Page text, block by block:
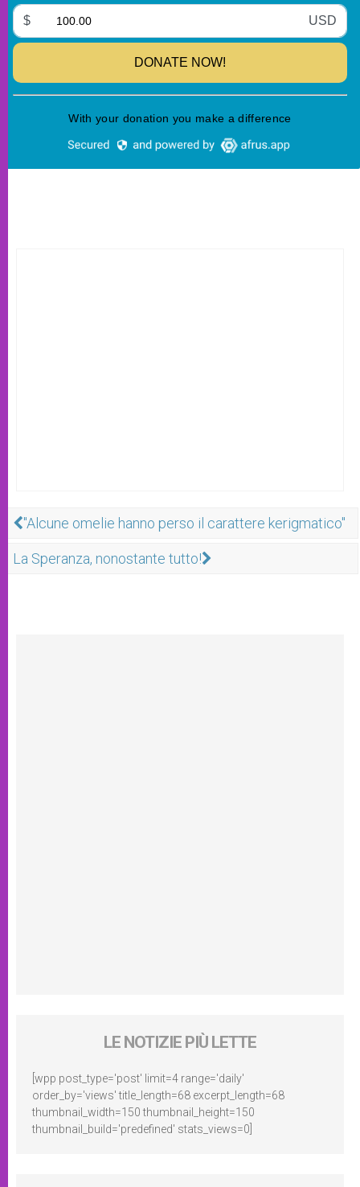
"Alcune omelie hanno perso il carattere kerigmatico"
La Speranza, nonostante tutto!
LE NOTIZIE PIÙ LETTE
[wpp post_type='post' limit=4 range='daily'
order_by='views' title_length=68 excerpt_length=68
thumbnail_width=150 thumbnail_height=150
thumbnail_build='predefined' stats_views=0]